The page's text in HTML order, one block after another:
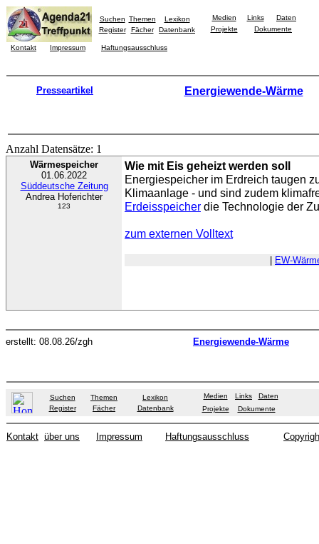
Suchen Themen
Lexikon
Register
Fächer Datenbank
Medien Links
Daten
Projekte
Dokumente
Kontakt Impressum Haftungsausschluss
Presseartikel Energiewende-Wärme
Anzahl Datensätze: 1
Wärmespeicher
01.06.2022
Süddeutsche Zeitung
Andrea Hoferichter
123
Wie mit Eis geheizt werden soll
Energiespeicher im Erdreich taugen
Klimaanlage - und sind zudem
Erdeisspeicher die Technologie der
zum externen Volltext
EW-
erstellt: 08.08.26/zgh Energiewende-Wärme
Suchen Themen
Lexikon
Register
Fächer Datenbank
Medien Links
Daten
Projekte
Dokumente
Kontakt über uns Impressum Haftungsausschluss